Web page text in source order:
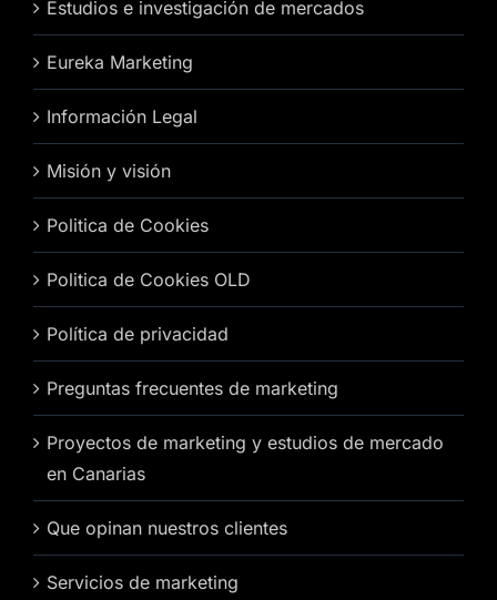
Estudios e investigación de mercados
Eureka Marketing
Información Legal
Misión y visión
Politica de Cookies
Politica de Cookies OLD
Política de privacidad
Preguntas frecuentes de marketing
Proyectos de marketing y estudios de mercado
en Canarias
Que opinan nuestros clientes
Servicios de marketing